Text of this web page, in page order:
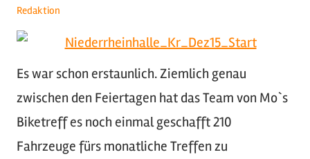
Redaktion
Es war schon erstaunlich. Ziemlich genau
zwischen den Feiertagen hat das Team von Mo`s
Biketreff es noch einmal geschafft 210
Fahrzeuge fürs monatliche Treffen zu